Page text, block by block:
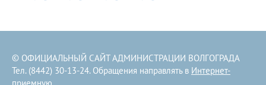
© ОФИЦИАЛЬНЫЙ САЙТ АДМИНИСТРАЦИИ ВОЛГОГРАДА
Тел. (8442) 30-13-24. Обращения направлять в Интернет-